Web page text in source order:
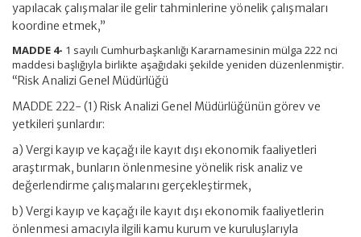
yapılacak çalışmalar ile gelir tahminlerine yönelik çalışmaları
koordine etmek,”
MADDE 4- 1 sayılı Cumhurbaşkanlığı Kararnamesinin mülga 222 nci
maddesi başlığıyla birlikte aşağıdaki şekilde yeniden düzenlenmiştir.
“Risk Analizi Genel Müdürlüğü
MADDE 222- (1) Risk Analizi Genel Müdürlüğünün görev ve
yetkileri şunlardır:
a) Vergi kayıp ve kaçağı ile kayıt dışı ekonomik faaliyetleri
araştırmak, bunların önlenmesine yönelik risk analiz ve
değerlendirme çalışmalarını gerçekleştirmek,
b) Vergi kayıp ve kaçağı ile kayıt dışı ekonomik faaliyetlerin
önlenmesi amacıyla ilgili kamu kurum ve kuruluşlarıyla